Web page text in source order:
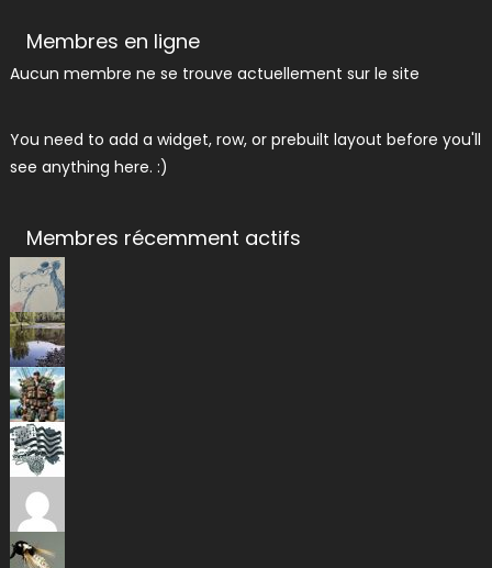
Membres en ligne
Aucun membre ne se trouve actuellement sur le site
You need to add a widget, row, or prebuilt layout before you'll
see anything here. :)
Membres récemment actifs